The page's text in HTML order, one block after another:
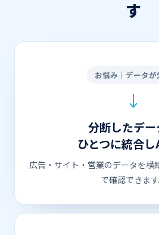
す
お悩み｜データが
分断したデー
ひとつに統合
広告・サイト・営業のデータを横
で確認できます